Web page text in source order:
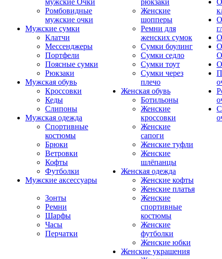
мужские Очки
Ромбовидные
мужские очки
Мужские сумки
Клатчи
Мессенджеры
Портфели
Поясные сумки
Рюкзаки
Мужская обувь
Кроссовки
Кеды
Слипоны
Мужская одежда
Спортивные
костюмы
Брюки
Ветровки
Кофты
Футболки
Мужские аксессуары
Зонты
Ремни
Шарфы
Часы
Перчатки
рюкзаки
Женские
шопперы
Ремни для
женских сумок
Сумки боулинг
Сумки седло
Сумки тоут
Сумки через
плечо
Женская обувь
Ботильоны
Женские
кроссовки
Женские
сапоги
Женские туфли
Женские
шлёпанцы
Женская одежда
Женские кофты
Женские платья
Женские
спортивные
костюмы
Женские
футболки
Женские юбки
Женские украшения